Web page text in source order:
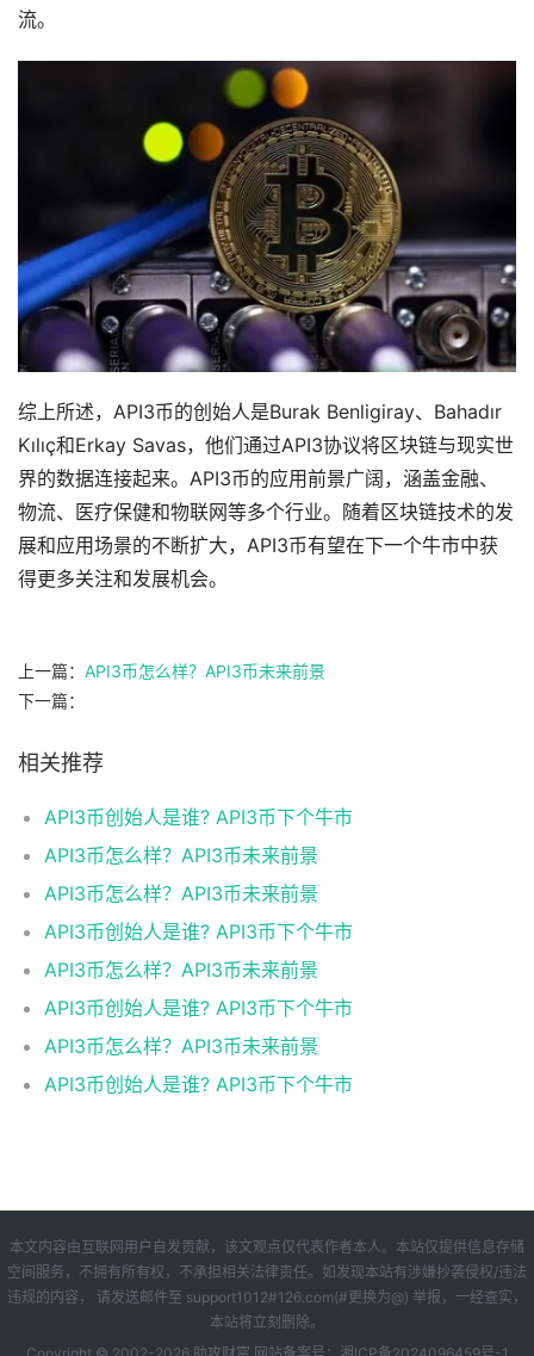
流。
综上所述，API3币的创始人是Burak Benligiray、Bahadır
Kılıç和Erkay Savas，他们通过API3协议将区块链与现实世
界的数据连接起来。API3币的应用前景广阔，涵盖金融、
物流、医疗保健和物联网等多个行业。随着区块链技术的发
展和应用场景的不断扩大，API3币有望在下一个牛市中获
得更多关注和发展机会。
上一篇： API3币怎么样？API3币未来前景
下一篇：
相关推荐
API3币创始人是谁? API3币下个牛市
API3币怎么样？API3币未来前景
API3币怎么样？API3币未来前景
API3币创始人是谁? API3币下个牛市
API3币怎么样？API3币未来前景
API3币创始人是谁? API3币下个牛市
API3币怎么样？API3币未来前景
API3币创始人是谁? API3币下个牛市
本文内容由互联网用户自发贡献，该文观点仅代表作者本人。本站仅提供信息存储
空间服务，不拥有所有权，不承担相关法律责任。如发现本站有涉嫌抄袭侵权/违法
违规的内容， 请发送邮件至 support1012#126.com(#更换为@) 举报，一经查实，
本站将立刻删除。